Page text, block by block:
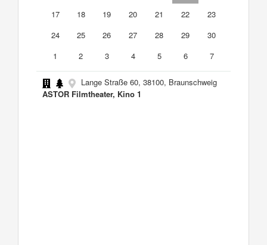
17
18 19 20 21 22
23
24
25 26 27 28 29
30
1
2 3 4 5 6 7
Lange Straße 60, 38100, Braunschweig
ASTOR Filmtheater, Kino 1